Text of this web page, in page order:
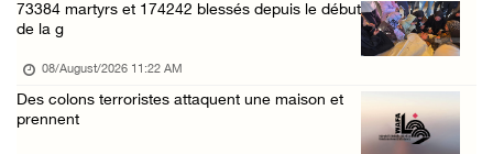
73384 martyrs et 174242 blessés depuis le début
de la g
08/August/2026 11:22 AM
Des colons terroristes attaquent une maison et
prennent